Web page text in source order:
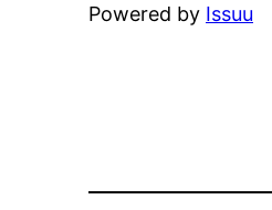
Powered by Issuu